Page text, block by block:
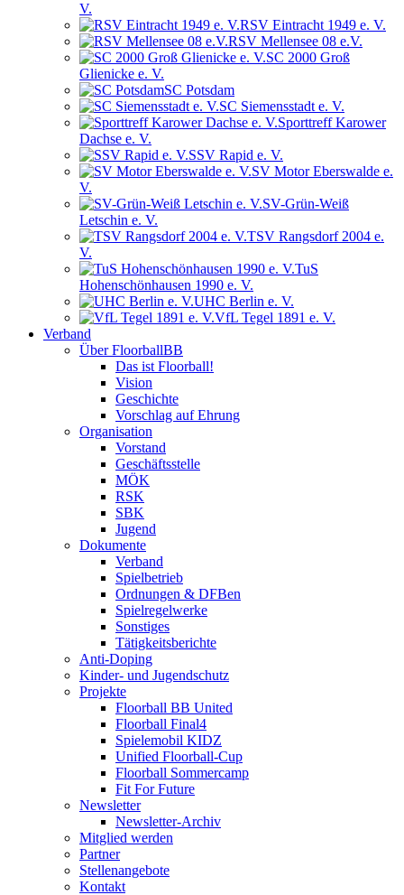
V.
RSV Eintracht 1949 e. V.
RSV Mellensee 08 e.V.
SC 2000 Groß
Glienicke e. V.
SC Potsdam
SC Siemensstadt e. V.
Sporttreff Karower
Dachse e. V.
SSV Rapid e. V.
SV Motor Eberswalde e.
V.
SV-Grün-Weiß
Letschin e. V.
TSV Rangsdorf 2004 e.
V.
TuS
Hohenschönhausen 1990 e. V.
UHC Berlin e. V.
VfL Tegel 1891 e. V.
Verband
Über FloorballBB
Das ist Floorball!
Vision
Geschichte
Vorschlag auf Ehrung
Organisation
Vorstand
Geschäftsstelle
MÖK
RSK
SBK
Jugend
Dokumente
Verband
Spielbetrieb
Ordnungen & DFBen
Spielregelwerke
Sonstiges
Tätigkeitsberichte
Anti-Doping
Kinder- und Jugendschutz
Projekte
Floorball BB United
Floorball Final4
Spielemobil KIDZ
Unified Floorball-Cup
Floorball Sommercamp
Fit For Future
Newsletter
Newsletter-Archiv
Mitglied werden
Partner
Stellenangebote
Kontakt